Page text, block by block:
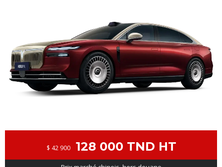
128 000 TND HT
$ 42 900